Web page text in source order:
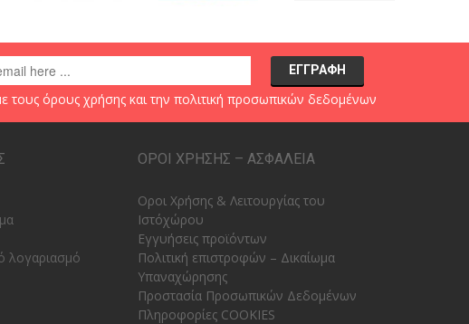
τους όρους χρήσηςκαι την πολιτική προσωπικών δεδομένων
λογαριασμό
ΟΡΟΙ ΧΡΗΣΗΣ – ΑΣΦΑΛΕΙΑ
Οροι Χρήσης & Λειτουργίας του
Ιστόχώρου
Εγγυήσεις προϊόντων
Πολιτική επιστροφών – Δικαίωμα
Υπαναχώρησης
Προστασία Προσωπικών Δεδομένων
Πληροφορίες COOKIES